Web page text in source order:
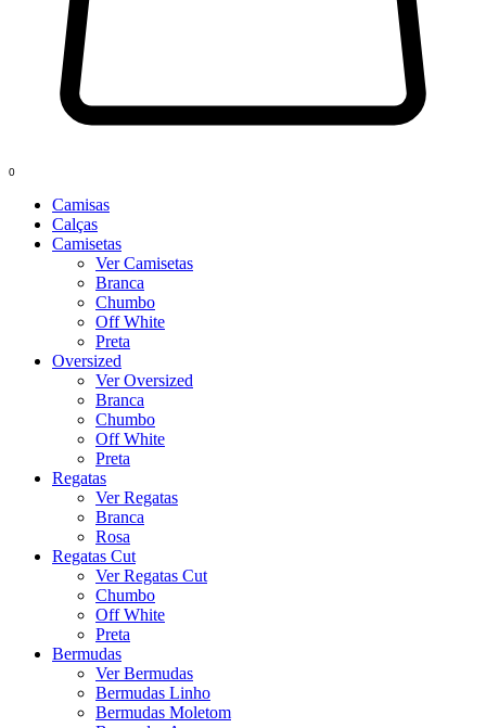
0
Camisas
Calças
Camisetas
Ver Camisetas
Branca
Chumbo
Off White
Preta
Oversized
Ver Oversized
Branca
Chumbo
Off White
Preta
Regatas
Ver Regatas
Branca
Rosa
Regatas Cut
Ver Regatas Cut
Chumbo
Off White
Preta
Bermudas
Ver Bermudas
Bermudas Linho
Bermudas Moletom